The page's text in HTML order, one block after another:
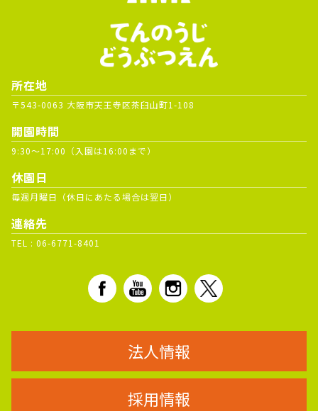
所在地
〒543-0063 大阪市天王寺区茶臼山町1-108
開園時間
9:30～17:00（入園は16:00まで）
休園日
毎週月曜日（休日にあたる場合は翌日）
連絡先
TEL : 06-6771-8401
法人情報
採用情報